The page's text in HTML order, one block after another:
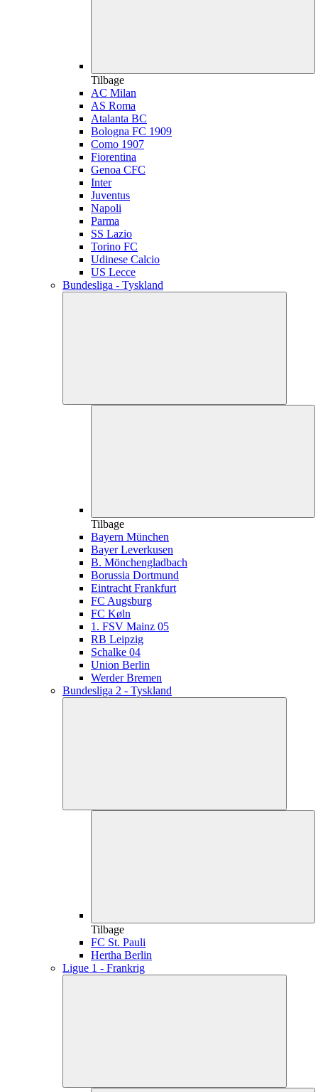
Tilbage
AC Milan
AS Roma
Atalanta BC
Bologna FC 1909
Como 1907
Fiorentina
Genoa CFC
Inter
Juventus
Napoli
Parma
SS Lazio
Torino FC
Udinese Calcio
US Lecce
Bundesliga - Tyskland
Tilbage
Bayern München
Bayer Leverkusen
B. Mönchengladbach
Borussia Dortmund
Eintracht Frankfurt
FC Augsburg
FC Køln
1. FSV Mainz 05
RB Leipzig
Schalke 04
Union Berlin
Werder Bremen
Bundesliga 2 - Tyskland
Tilbage
FC St. Pauli
Hertha Berlin
Ligue 1 - Frankrig